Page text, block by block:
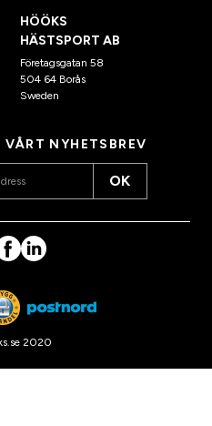
HÖÖKS
HÄSTSPORT AB
Företagsgatan 58
504 64 Borås
Sweden
VÅRT NYHETSBREV
OK
2020